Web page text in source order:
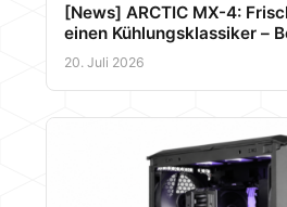
[News] ARCTIC MX-4:
einen Kühlungsklassiker –
Leistung im neuen Gewand
20. Juli 2026